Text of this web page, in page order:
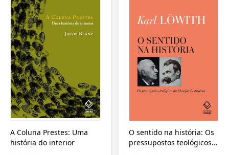
A Coluna Prestes: Uma
história do interior
O sentido na história: Os
pressupostos teológicos